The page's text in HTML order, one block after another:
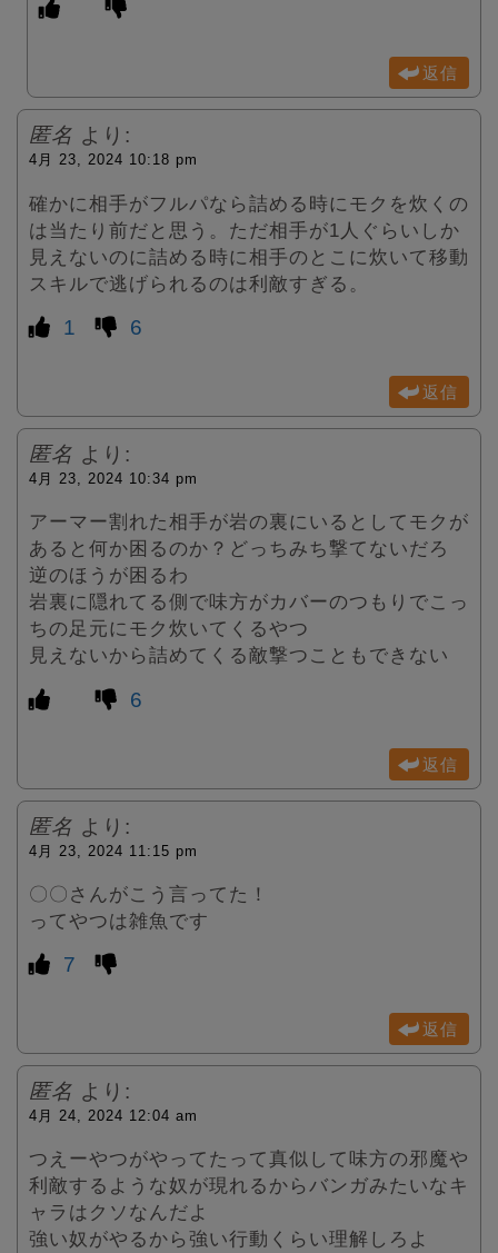
返信
匿名 より:
4月 23, 2024 10:18 pm
確かに相手がフルパなら詰める時にモクを炊くの
は当たり前だと思う。ただ相手が1人ぐらいしか
見えないのに詰める時に相手のとこに炊いて移動
スキルで逃げられるのは利敵すぎる。
1 6
返信
匿名 より:
4月 23, 2024 10:34 pm
アーマー割れた相手が岩の裏にいるとしてモクが
あると何か困るのか？どっちみち撃てないだろ
逆のほうが困るわ
岩裏に隠れてる側で味方がカバーのつもりでこっ
ちの足元にモク炊いてくるやつ
見えないから詰めてくる敵撃つこともできない
6
返信
匿名 より:
4月 23, 2024 11:15 pm
〇〇さんがこう言ってた！
ってやつは雑魚です
7
返信
匿名 より:
4月 24, 2024 12:04 am
つえーやつがやってたって真似して味方の邪魔や
利敵するような奴が現れるからバンガみたいなキ
ャラはクソなんだよ
強い奴がやるから強い行動くらい理解しろよ